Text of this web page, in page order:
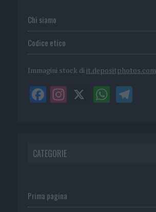
Chi siamo
Codice etico
Immagini stock di it.depositphotos.com
CATEGORIE
Prima pagina